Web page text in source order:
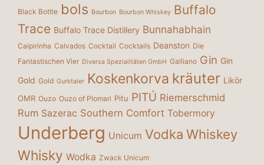
Black Bottle bols Bourbon Bourbon Whiskey Buffalo
Trace Buffalo Trace Distillery Bunnahabhain
Caipirinha Calvados Cocktail Cocktails Deanston Die
Fantastischen Vier Diversa Spezialitäten GmbH Galliano Gin Gin
Gold Gold Gurktaler Koskenkorva kräuter Likör
OMR Ouzo Ouzo of Plomari Pitu PITÚ Riemerschmid
Rum Sazerac Southern Comfort Tobermory
Underberg Unicum Vodka Whiskey
Whisky Wodka Zwack Unicum